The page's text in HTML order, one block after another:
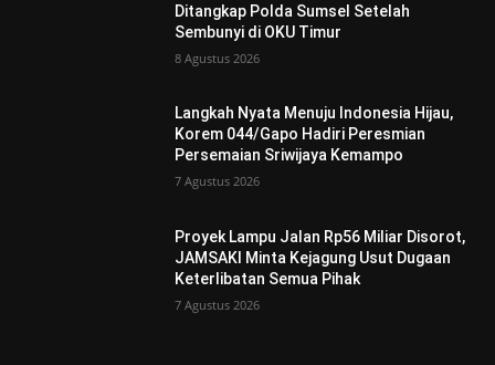
Ditangkap Polda Sumsel Setelah
Sembunyi di OKU Timur
8 Agustus 2026
Langkah Nyata Menuju Indonesia Hijau,
Korem 044/Gapo Hadiri Peresmian
Persemaian Sriwijaya Kemampo
7 Agustus 2026
Proyek Lampu Jalan Rp56 Miliar Disorot,
JAMSAKI Minta Kejagung Usut Dugaan
Keterlibatan Semua Pihak
7 Agustus 2026